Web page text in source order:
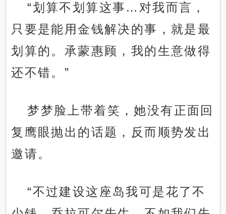
“划算不划算这事…对我而言，
只要是能用金钱解决的事，就是最
划算的。承蒙惠顾，我的生意做得
还不错。”
梦梦脸上带着笑，她没有正面回
复鹰眼抛出的话题，反而顺势发出
邀请。
“不过建设这座岛我可是花了不